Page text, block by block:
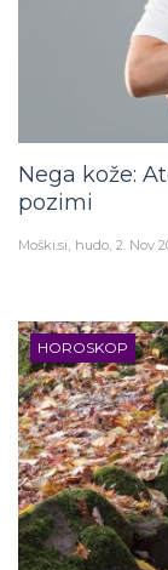
Nega kože:
pozimi
Moški.si hudo 2. Nov
HOROSKOP